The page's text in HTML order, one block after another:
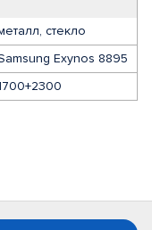
стекло
Exynos 8895